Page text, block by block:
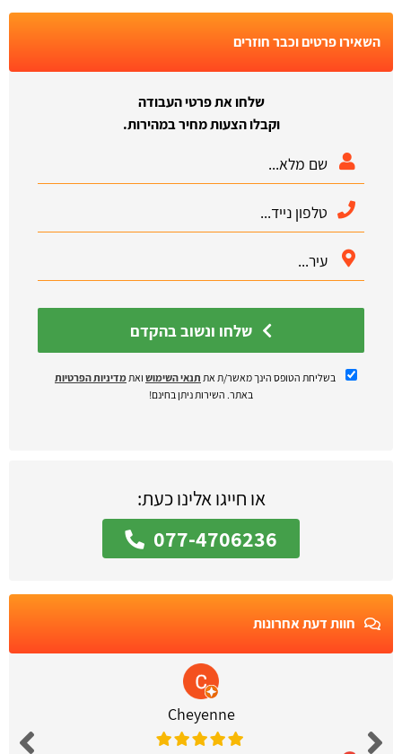
השאירו פרטים וכבר חוזרים
שלחו את פרטי העבודה
וקבלו הצעות מחיר במהירות.
בשליחת הטופס הינך מאשר/ת את תנאי השימוש ואתמדיניות הפרטיות
באתר. השירות ניתן בחינם!
או חייגו אלינו כעת:
077-4706236
חוות דעת אחרונות
Cheyenne